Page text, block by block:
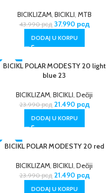
BICIKLIZAM, BICIKLI, MTB
43.990рсд 37.990 рсд
DODAJ U KORPU
-10%
BICIKL POLAR MODESTY 20 light
blue 23
BICIKLIZAM, BICIKLI, Dečiji
23.990рсд 21.490 рсд
DODAJ U KORPU
-10%
BICIKL POLAR MODESTY 20 red
BICIKLIZAM, BICIKLI, Dečiji
23.990рсд 21.490 рсд
DODAJ U KORPU